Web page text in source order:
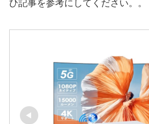
ひ記事を参考にしてください。。